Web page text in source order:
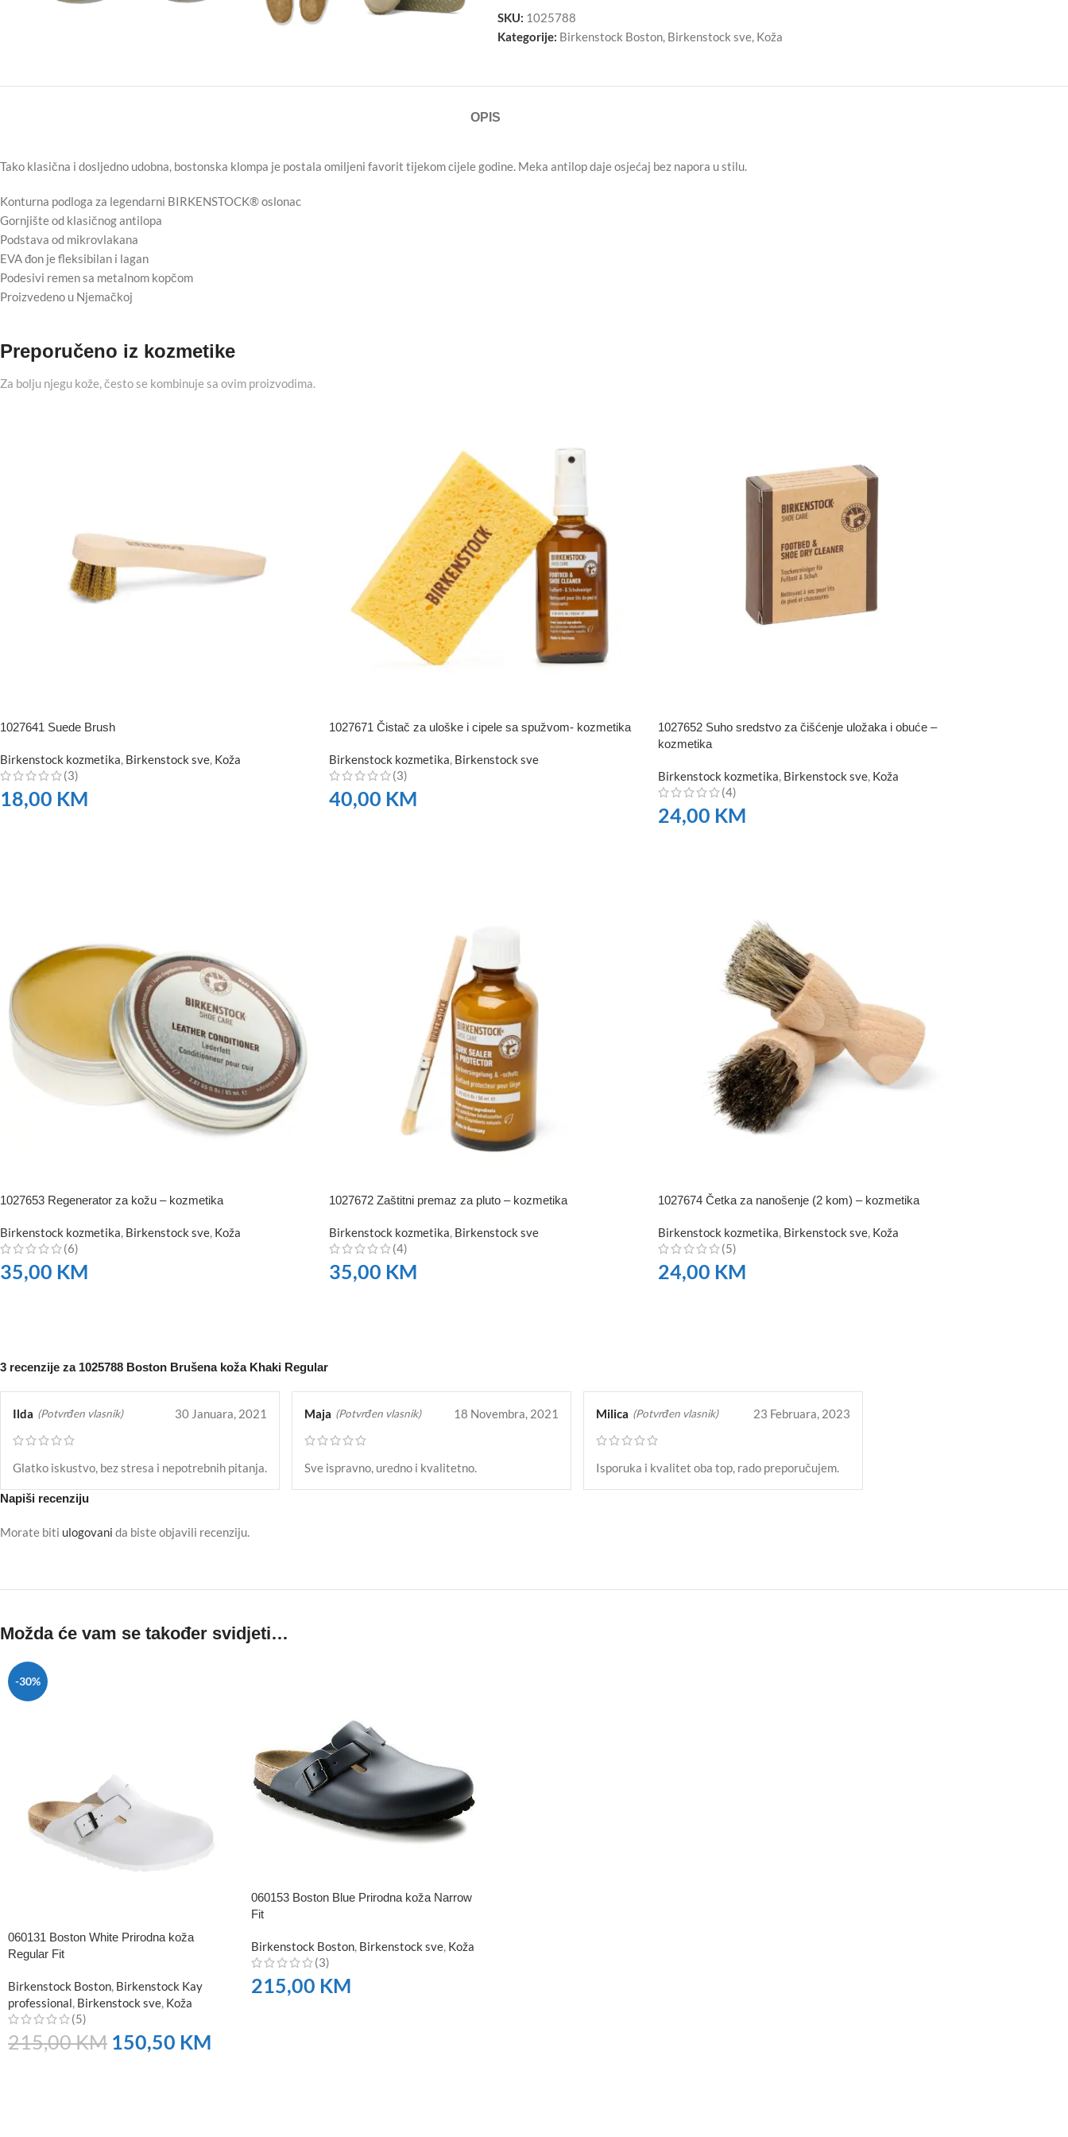
SKU: 1025788
Kategorije: Birkenstock Boston, Birkenstock sve, Koža
OPIS
Tako klasična i dosljedno udobna, bostonska klompa je postala omiljeni favorit tijekom cijele godine. Meka antilop daje osjećaj bez napora u stilu.
Konturna podloga za legendarni BIRKENSTOCK® oslonac
Gornjište od klasičnog antilopa
Podstava od mikrovlakana
EVA đon je fleksibilan i lagan
Podesivi remen sa metalnom kopčom
Proizvedeno u Njemačkoj
Preporučeno iz kozmetike
Za bolju njegu kože, često se kombinuje sa ovim proizvodima.
1027641 Suede Brush
Birkenstock kozmetika, Birkenstock sve, Koža
(3)
18,00 KM
1027671 Čistač za uloške i cipele sa spužvom- kozmetika
Birkenstock kozmetika, Birkenstock sve
(3)
40,00 KM
1027652 Suho sredstvo za čišćenje uložaka i obuće –
kozmetika
Birkenstock kozmetika, Birkenstock sve, Koža
(4)
24,00 KM
1027653 Regenerator za kožu – kozmetika
Birkenstock kozmetika, Birkenstock sve, Koža
(6)
35,00 KM
1027672 Zaštitni premaz za pluto – kozmetika
Birkenstock kozmetika, Birkenstock sve
(4)
35,00 KM
1027674 Četka za nanošenje (2 kom) – kozmetika
Birkenstock kozmetika, Birkenstock sve, Koža
(5)
24,00 KM
3 recenzije za 1025788 Boston Brušena koža Khaki Regular
Ilda (Potvrđen vlasnik) 30 Januara, 2021
Glatko iskustvo, bez stresa i nepotrebnih pitanja.
Maja (Potvrđen vlasnik) 18 Novembra, 2021
Sve ispravno, uredno i kvalitetno.
Milica (Potvrđen vlasnik) 23 Februara, 2023
Isporuka i kvalitet oba top, rado preporučujem.
Napiši recenziju
Morate biti ulogovani da biste objavili recenziju.
Možda će vam se također svidjeti…
-30%
060131 Boston White Prirodna koža
Regular Fit
Birkenstock Boston, Birkenstock Kay
professional, Birkenstock sve, Koža
(5)
215,00KM 150,50 KM
060153 Boston Blue Prirodna koža Narrow
Fit
Birkenstock Boston, Birkenstock sve, Koža
(3)
215,00 KM